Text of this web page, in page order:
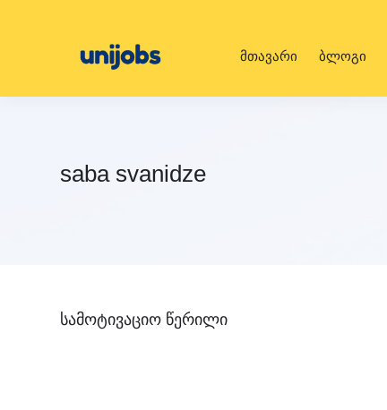
მთავარი ბლოგი
saba svanidze
სამოტივაციო წერილი